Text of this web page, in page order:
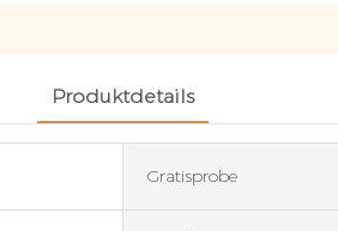
Produktdetails
Gratisprobe